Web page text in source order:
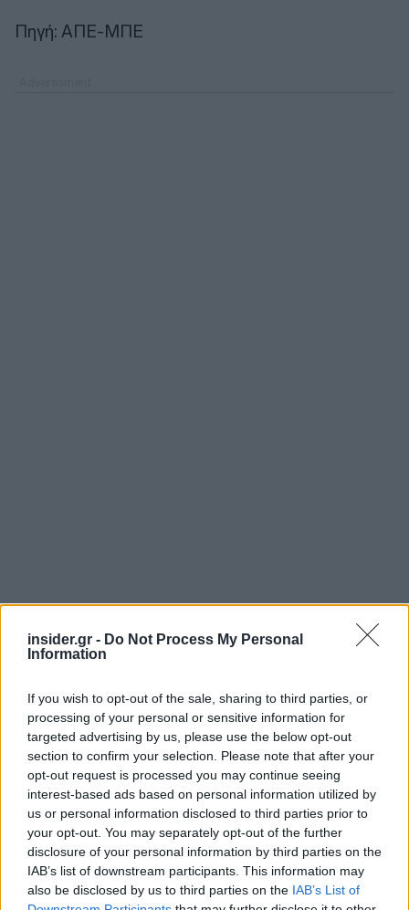
insider.gr - Do Not Process My Personal
Information
If you wish to opt-out of the sale, sharing to third parties, or
processing of your personal or sensitive information for
targeted advertising by us, please use the below opt-out
section to confirm your selection. Please note that after your
opt-out request is processed you may continue seeing
interest-based ads based on personal information utilized by
us or personal information disclosed to third parties prior to
your opt-out. You may separately opt-out of the further
disclosure of your personal information by third parties on the
IAB’s list of downstream participants. This information may
also be disclosed by us to third parties on the IAB’s List of
Πηγή: ΑΠΕ-ΜΠΕ
Ακολουθήστε το